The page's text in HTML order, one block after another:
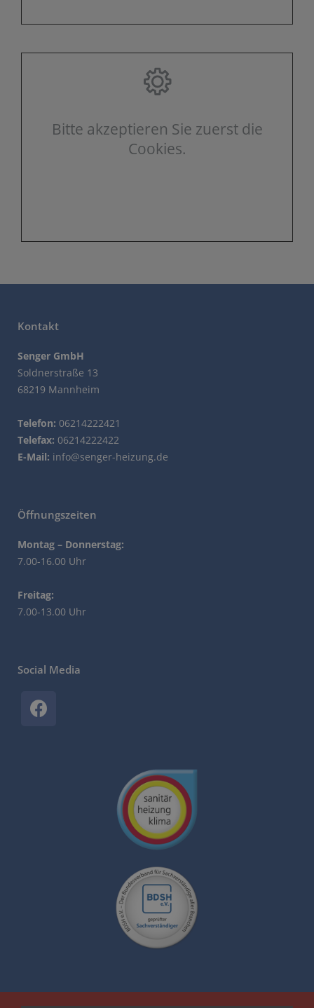
Bitte akzeptieren Sie zuerst die
Cookies.
Kontakt
Senger GmbH
Soldnerstraße 13
68219 Mannheim
Telefon: 06214222421
Telefax: 06214222422
E-Mail: info@senger-heizung.de
Öffnungszeiten
Montag – Donnerstag:
7.00-16.00 Uhr
Freitag:
7.00-13.00 Uhr
Social Media